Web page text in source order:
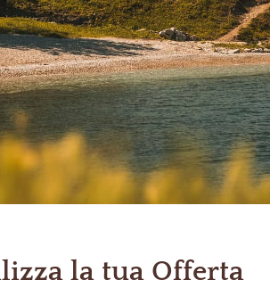
la tua Offerta